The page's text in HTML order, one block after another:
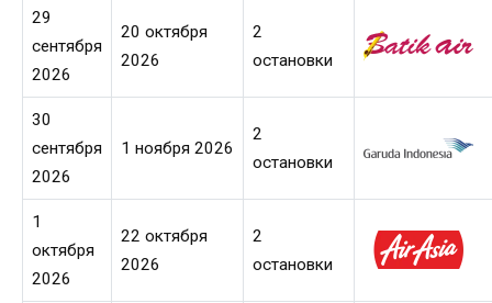
29
сентября
2026
20 октября
2026
2
остановки
30
сентября
2026
1 ноября 2026
2
остановки
1
октября
2026
22 октября
2026
2
остановки